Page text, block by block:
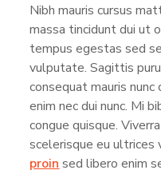
Nibh mauris cursus
massa tincidunt dui ut
tempus egestas sed
vulputate. Sagittis
consequat mauris
enim nec dui nunc. Mi
congue quisque.
scelerisque eu ultrices
proin sed libero enim